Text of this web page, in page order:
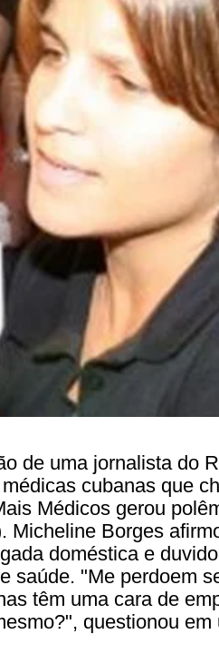
de uma jornalista do
cubanas que
Médicos gerou
Micheline Borges
doméstica e
saúde. "Me perdoem
têm uma cara de
questionou